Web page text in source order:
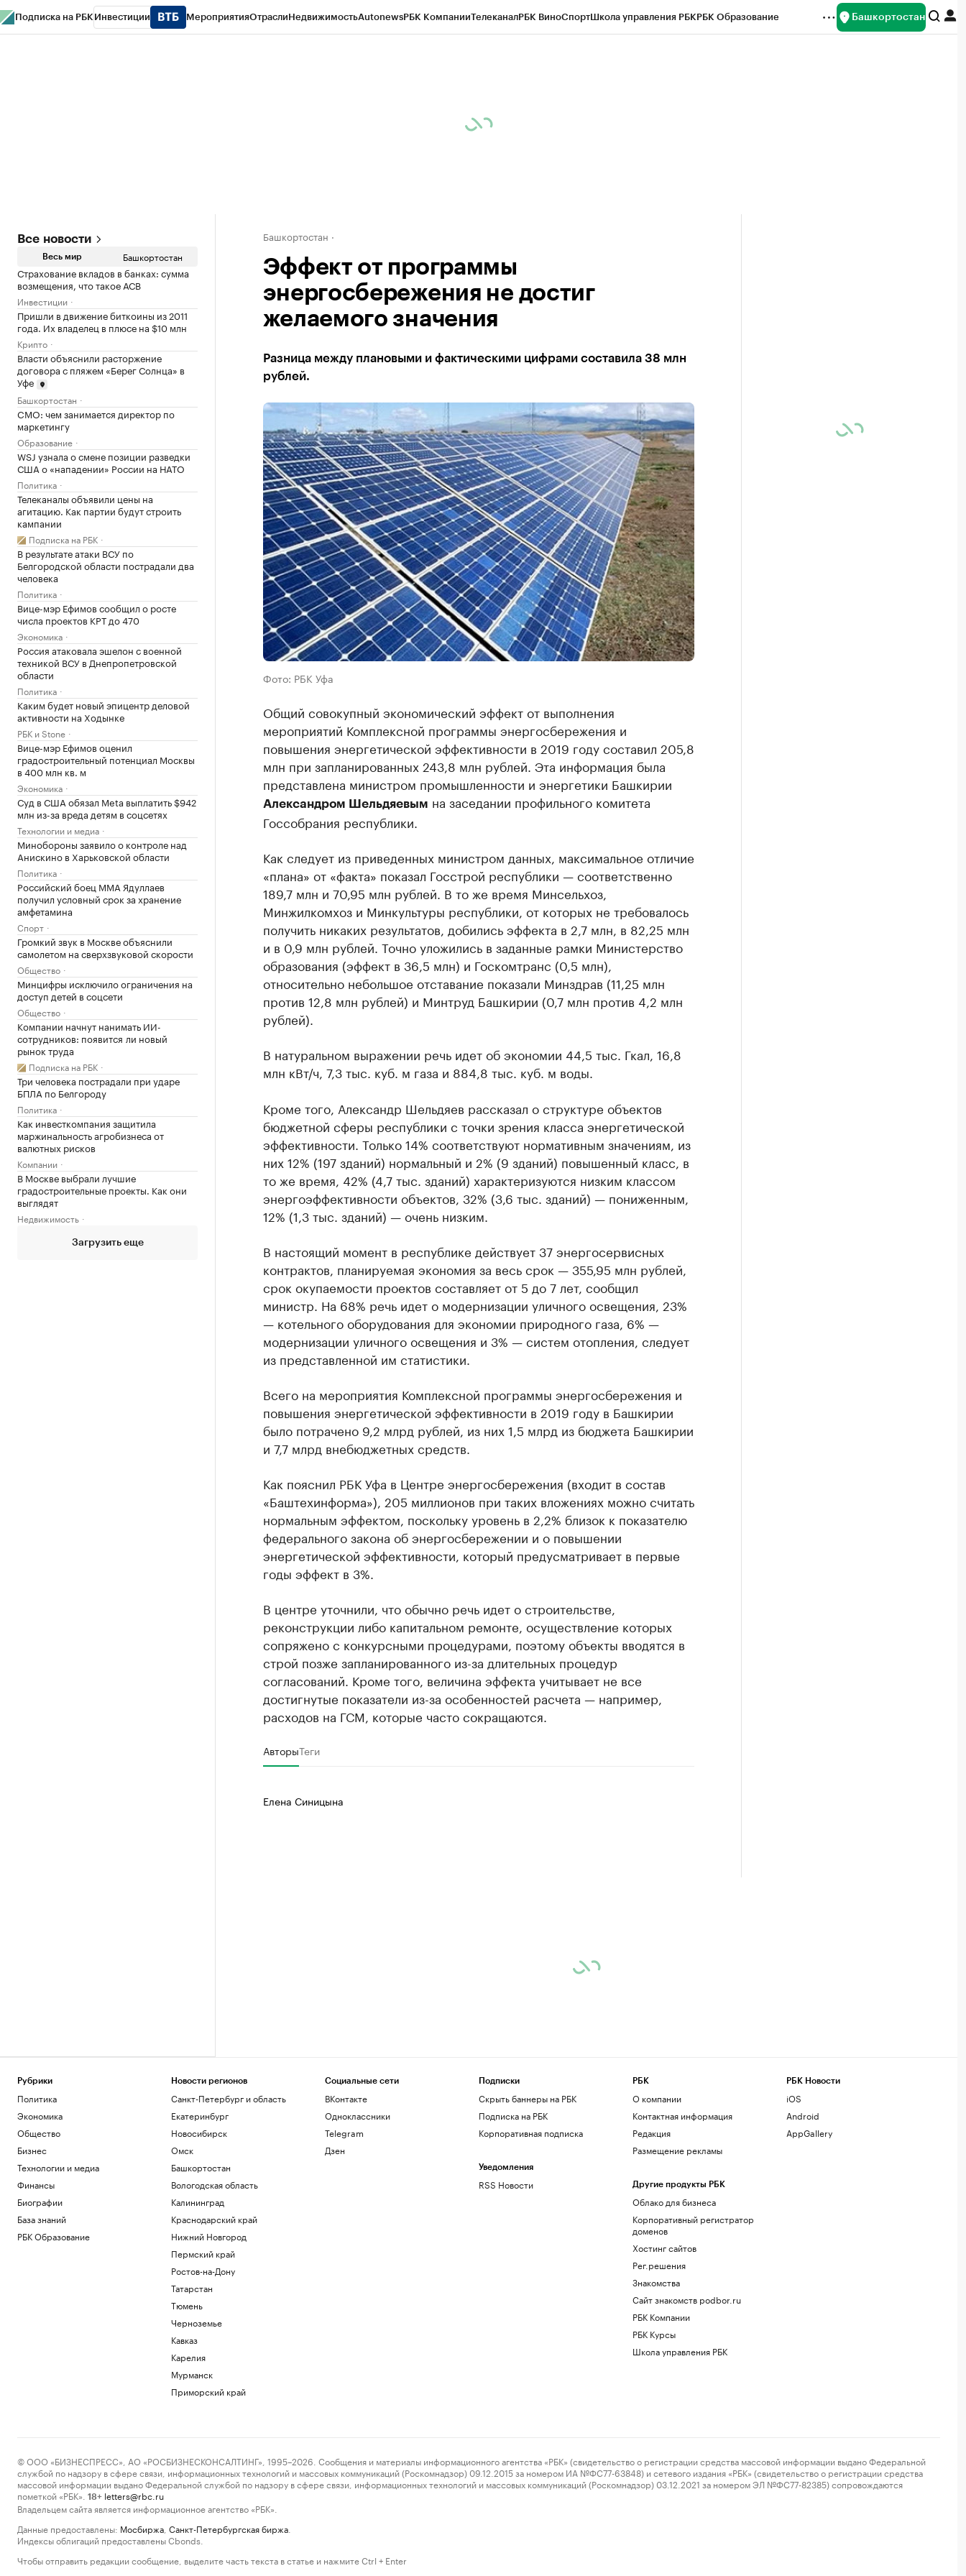
Подписка на РБК Инвестиции МероприятияОтраслиНедвижимостьAutonewsРБК КомпанииТелеканалРБК ВиноСпортШкола управления РБКРБК Образование Башкортостан
Все новости
Весь мир Башкортостан
Страхование вкладов в банках: сумма
возмещения, что такое АСВ
Инвестиции
Пришли в движение биткоины из 2011
года. Их владелец в плюсе на $10 млн
Крипто
Власти объяснили расторжение
договора с пляжем «Берег Солнца» в
Уфе
Башкортостан
CMO: чем занимается директор по
маркетингу
Образование
WSJ узнала о смене позиции разведки
США о «нападении» России на НАТО
Политика
Телеканалы объявили цены на
агитацию. Как партии будут строить
кампании
Подписка на РБК
В результате атаки ВСУ по
Белгородской области пострадали два
человека
Политика
Вице-мэр Ефимов сообщил о росте
числа проектов КРТ до 470
Экономика
Россия атаковала эшелон с военной
техникой ВСУ в Днепропетровской
области
Политика
Каким будет новый эпицентр деловой
активности на Ходынке
РБК и Stone
Вице-мэр Ефимов оценил
градостроительный потенциал Москвы
в 400 млн кв. м
Экономика
Суд в США обязал Meta выплатить $942
млн из-за вреда детям в соцсетях
Технологии и медиа
Минобороны заявило о контроле над
Анискино в Харьковской области
Политика
Российский боец ММА Ядуллаев
получил условный срок за хранение
амфетамина
Спорт
Громкий звук в Москве объяснили
самолетом на сверхзвуковой скорости
Общество
Минцифры исключило ограничения на
доступ детей в соцсети
Общество
Компании начнут нанимать ИИ-
сотрудников: появится ли новый
рынок труда
Подписка на РБК
Три человека пострадали при ударе
БПЛА по Белгороду
Политика
Как инвесткомпания защитила
маржинальность агробизнеса от
валютных рисков
Компании
В Москве выбрали лучшие
градостроительные проекты. Как они
выглядят
Недвижимость
Загрузить еще
Башкортостан
Эффект от программы
энергосбережения не достиг
желаемого значения
Разница между плановыми и фактическими цифрами составила 38 млн
рублей.
Фото: РБК Уфа
Общий совокупный экономический эффект от выполнения
мероприятий Комплексной программы энергосбережения и
повышения энергетической эффективности в 2019 году составил 205,8
млн при запланированных 243,8 млн рублей. Эта информация была
представлена министром промышленности и энергетики Башкирии
Александром Шельдяевым на заседании профильного комитета
Госсобрания республики.
Как следует из приведенных министром данных, максимальное отличие
«плана» от «факта» показал Госстрой республики — соответственно
189,7 млн и 70,95 млн рублей. В то же время Минсельхоз,
Минжилкомхоз и Минкультуры республики, от которых не требовалось
получить никаких результатов, добились эффекта в 2,7 млн, в 82,25 млн
и в 0,9 млн рублей. Точно уложились в заданные рамки Министерство
образования (эффект в 36,5 млн) и Госкомтранс (0,5 млн),
относительно небольшое отставание показали Минздрав (11,25 млн
против 12,8 млн рублей) и Минтруд Башкирии (0,7 млн против 4,2 млн
рублей).
В натуральном выражении речь идет об экономии 44,5 тыс. Гкал, 16,8
млн кВт/ч, 7,3 тыс. куб. м газа и 884,8 тыс. куб. м воды.
Кроме того, Александр Шельдяев рассказал о структуре объектов
бюджетной сферы республики с точки зрения класса энергетической
эффективности. Только 14% соответствуют нормативным значениям, из
них 12% (197 зданий) нормальный и 2% (9 зданий) повышенный класс, в
то же время, 42% (4,7 тыс. зданий) характеризуются низким классом
энергоэффективности объектов, 32% (3,6 тыс. зданий) — пониженным,
12% (1,3 тыс. зданий) — очень низким.
В настоящий момент в республике действует 37 энергосервисных
контрактов, планируемая экономия за весь срок — 355,95 млн рублей,
срок окупаемости проектов составляет от 5 до 7 лет, сообщил
министр. На 68% речь идет о модернизации уличного освещения, 23%
— котельного оборудования для экономии природного газа, 6% —
модернизации уличного освещения и 3% — систем отопления, следует
из представленной им статистики.
Всего на мероприятия Комплексной программы энергосбережения и
повышения энергетической эффективности в 2019 году в Башкирии
было потрачено 9,2 млрд рублей, из них 1,5 млрд из бюджета Башкирии
и 7,7 млрд внебюджетных средств.
Как пояснил РБК Уфа в Центре энергосбережения (входит в состав
«Баштехинформа»), 205 миллионов при таких вложениях можно считать
нормальным эффектом, поскольку уровень в 2,2% близок к показателю
федерального закона об энергосбережении и о повышении
энергетической эффективности, который предусматривает в первые
годы эффект в 3%.
В центре уточнили, что обычно речь идет о строительстве,
реконструкции либо капитальном ремонте, осуществление которых
сопряжено с конкурсными процедурами, поэтому объекты вводятся в
строй позже запланированного из-за длительных процедур
согласований. Кроме того, величина эффекта учитывает не все
достигнутые показатели из-за особенностей расчета — например,
расходов на ГСМ, которые часто сокращаются.
АвторыТеги
Елена Синицына
Рубрики
Политика
Экономика
Общество
Бизнес
Технологии и медиа
Финансы
Биографии
База знаний
РБК Образование
Новости регионов
Санкт-Петербург и область
Екатеринбург
Новосибирск
Омск
Башкортостан
Вологодская область
Калининград
Краснодарский край
Нижний Новгород
Пермский край
Ростов-на-Дону
Татарстан
Тюмень
Черноземье
Кавказ
Карелия
Мурманск
Приморский край
Социальные сети
ВКонтакте
Одноклассники
Telegram
Дзен
Подписки
Скрыть баннеры на РБК
Подписка на РБК
Корпоративная подписка
Уведомления
RSS Новости
РБК
О компании
Контактная информация
Редакция
Размещение рекламы
Другие продукты РБК
Облако для бизнеса
Корпоративный регистратор
доменов
Хостинг сайтов
Рег.решения
Знакомства
Сайт знакомств podbor.ru
РБК Компании
РБК Курсы
Школа управления РБК
РБК Новости
iOS
Android
AppGallery
© ООО «БИЗНЕСПРЕСС», АО «РОСБИЗНЕСКОНСАЛТИНГ», 1995–2026. Сообщения и материалы информационного агентства «РБК» (свидетельство о регистрации средства массовой информации выдано Федеральной
службой по надзору в сфере связи, информационных технологий и массовых коммуникаций (Роскомнадзор) 09.12.2015 за номером ИА №ФС77-63848) и сетевого издания «РБК» (свидетельство о регистрации средства
массовой информации выдано Федеральной службой по надзору в сфере связи, информационных технологий и массовых коммуникаций (Роскомнадзор) 03.12.2021 за номером ЭЛ №ФС77-82385) сопровождаются
пометкой «РБК».
18+ letters@rbc.ru
Владельцем сайта является информационное агентство «РБК».
Данные предоставлены: Мосбиржа Санкт-Петербургская биржа
Индексы облигаций предоставлены Cbonds.
Чтобы отправить редакции сообщение, выделите часть текста в статье и нажмите Ctrl + Enter